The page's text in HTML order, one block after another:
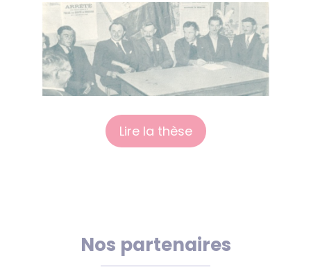
Lire la thèse
Nos partenaires